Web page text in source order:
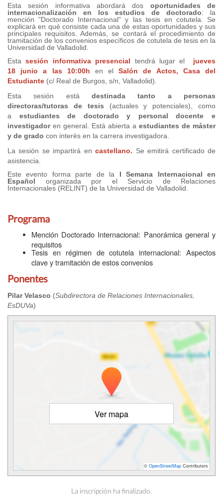
Esta sesión informativa abordará dos oportunidades de
internacionalización en los estudios de doctorado: la
mención "Doctorado Internacional" y las tesis en cotutela. Se
explicará en qué consiste cada una de estas oportunidades y sus
principales requisitos. Además, se contará el procedimiento de
tramitación de los convenios específicos de cotutela de tesis en la
Universidad de Valladolid.
Estasesión informativa presencial tendrá lugar el
jueves
18 junio a las
10:00h en elSalón de Actos, Casa del
Estudiante (c/ Real de Burgos, s/n, Valladolid).
Esta sesión está destinada tanto a personas
directoras/tutoras de tesis (actuales y potenciales), como
a estudiantes de doctorado y personal docente e
investigadoren general. Está abierta a estudiantes de máster
y de grado con interés en la carrera investigadora.
La sesión se impartirá encastellano. Se emitirá certificado de
asistencia.
Este evento forma parte de la I Semana Internacional en
Español organizada por el Servicio de Relaciones
Internacionales (RELINT) de la Universidad de Valladolid.
Programa
Mención Doctorado Internacional: Panorámica general y
requisitos
Tesis en régimen de cotutela internacional: Aspectos
clave y tramitación de estos convenios
Ponentes
Pilar Velasco (Subdirectora de Relaciones Internacionales,
EsDUVa)
Ver mapa
© OpenStreetMap Contributors
La inscripción ha finalizado.